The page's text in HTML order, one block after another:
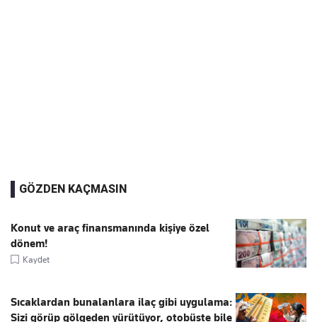
GÖZDEN KAÇMASIN
Konut ve araç finansmanında kişiye özel
dönem!
Kaydet
Sıcaklardan bunalanlara ilaç gibi uygulama:
Sizi görüp gölgeden yürütüyor, otobüste bile